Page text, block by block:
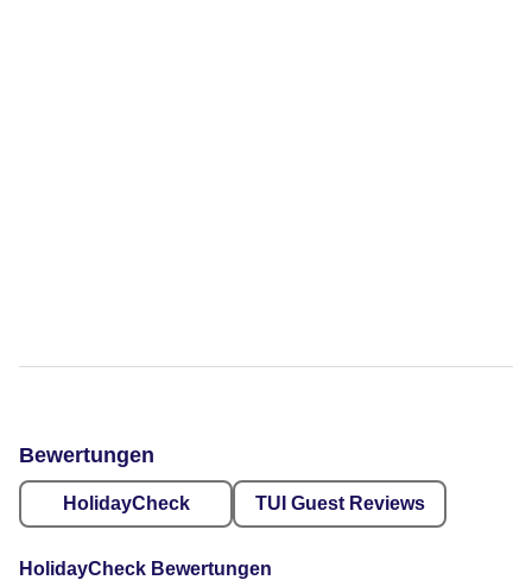
Bewertungen
HolidayCheck TUI Guest Reviews
HolidayCheck Bewertungen